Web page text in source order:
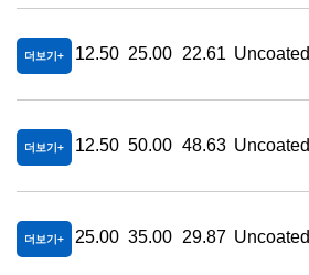
더보기 12.50 25.00 22.61 Uncoated
더보기 12.50 50.00 48.63 Uncoated
더보기 25.00 35.00 29.87 Uncoated